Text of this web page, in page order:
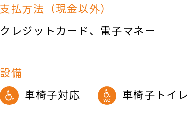
支払方法（現金以外）
クレジットカード
電子マネー
設備
車椅子対応
車椅子トイレ